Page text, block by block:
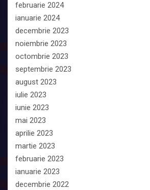
februarie 2024
ianuarie 2024
decembrie 2023
noiembrie 2023
octombrie 2023
septembrie 2023
august 2023
iulie 2023
iunie 2023
mai 2023
aprilie 2023
martie 2023
februarie 2023
ianuarie 2023
decembrie 2022